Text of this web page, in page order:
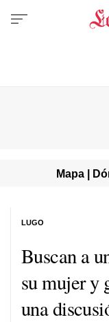
Mapa |
Buscan a
su mujer y
una
LUGO